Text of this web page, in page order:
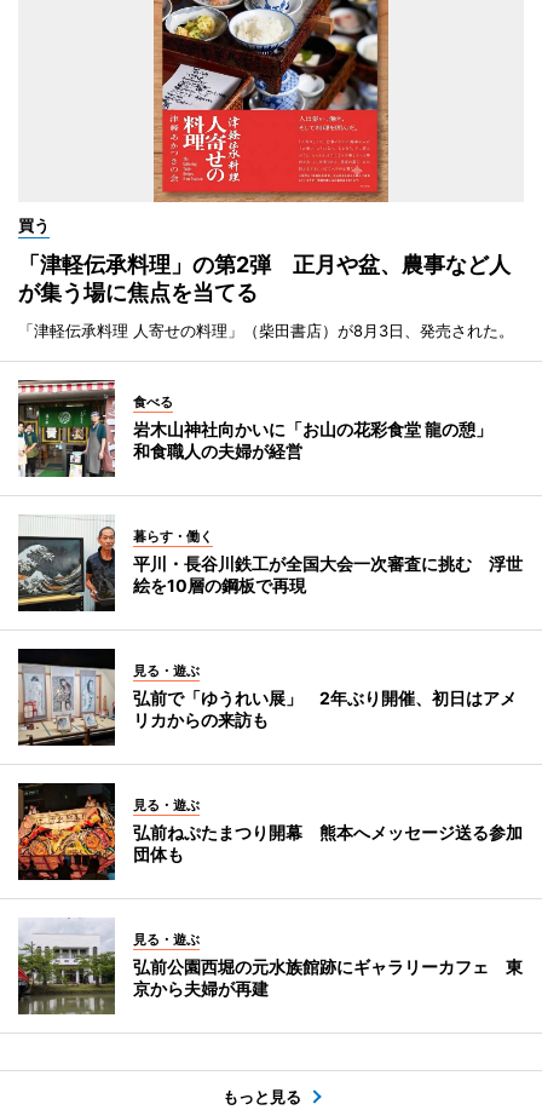
買う
「津軽伝承料理」の第2弾 正月や盆、農事など人
が集う場に焦点を当てる
「津軽伝承料理 人寄せの料理」（柴田書店）が8月3日、発売された。
食べる
岩木山神社向かいに「お山の花彩食堂 龍の憩」
和食職人の夫婦が経営
暮らす・働く
平川・長谷川鉄工が全国大会一次審査に挑む 浮世
絵を10層の鋼板で再現
見る・遊ぶ
弘前で「ゆうれい展」 2年ぶり開催、初日はアメ
リカからの来訪も
見る・遊ぶ
弘前ねぷたまつり開幕 熊本へメッセージ送る参加
団体も
見る・遊ぶ
弘前公園西堀の元水族館跡にギャラリーカフェ 東
京から夫婦が再建
もっと見る